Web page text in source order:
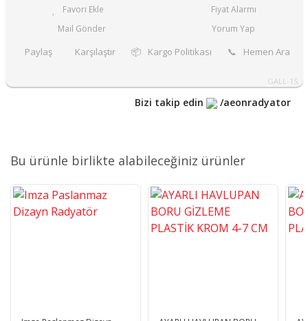
Fiyat Alarmı
Mail Gönder
Yorum Yap
Paylaş Karşılaştır 📦 Kargo Politikası 📞 Hemen Ara
GALL-1S
Bizi takip edin /aeonradyator
Bu ürünle birlikte alabileceğiniz ürünler